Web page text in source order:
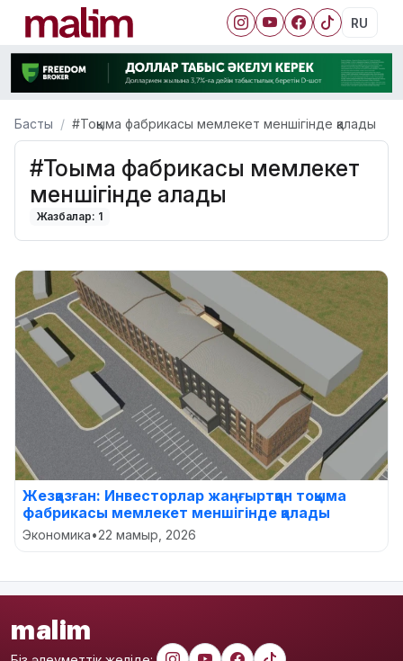
RU
Басты #Тоқыма фабрикасы мемлекет меншігінде қалады
#Тоқыма фабрикасы мемлекет
меншігінде қалады
Жазбалар: 1
Жезқазған: Инвесторлар жаңғыртқан тоқыма
фабрикасы мемлекет меншігінде қалады
Экономика•22 мамыр, 2026
malim